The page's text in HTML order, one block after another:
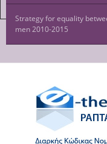
Strategy for equality
men 2010-2015